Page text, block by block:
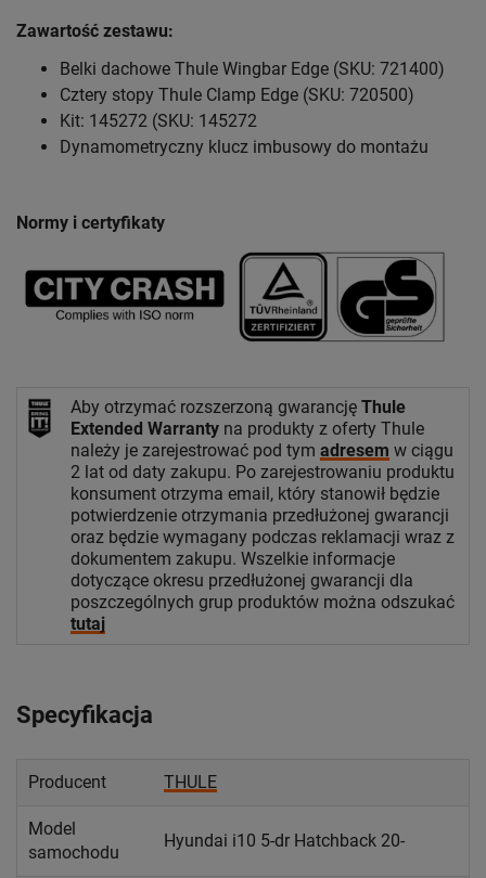
Zawartość zestawu:
Belki dachowe Thule Wingbar Edge (SKU: 721400)
Cztery stopy Thule Clamp Edge (SKU: 720500)
Kit: 145272 (SKU: 145272
Dynamometryczny klucz imbusowy do montażu
Normy i certyfikaty
Aby otrzymać rozszerzoną gwarancję Thule
Extended Warranty na produkty z oferty Thule
należy je zarejestrować pod tym adresem w ciągu
2 lat od daty zakupu. Po zarejestrowaniu produktu
konsument otrzyma email, który stanowił będzie
potwierdzenie otrzymania przedłużonej gwarancji
oraz będzie wymagany podczas reklamacji wraz z
dokumentem zakupu. Wszelkie informacje
dotyczące okresu przedłużonej gwarancji dla
poszczególnych grup produktów można odszukać
tutaj
Specyfikacja
Producent THULE
Model
samochodu
Hyundai i10 5-dr Hatchback 20-